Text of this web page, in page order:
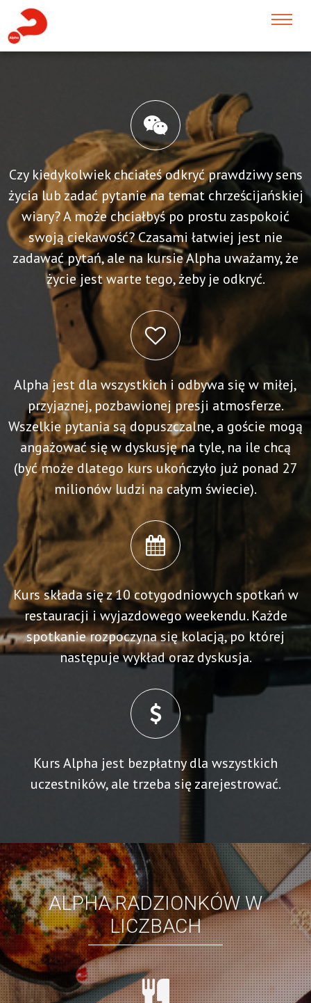
Czy kiedykolwiek chciałeś odkryć prawdziwy sens
życia lub zadać pytanie na temat chrześcijańskiej
wiary? A może chciałbyś po prostu zaspokoić
swoją ciekawość? Czasami łatwiej jest nie
zadawać pytań, ale na kursie Alpha uważamy, że
życie jest warte tego, żeby je odkryć.
Alpha jest dla wszystkich i odbywa się w miłej,
przyjaznej, pozbawionej presji atmosferze.
Wszelkie pytania są dopuszczalne, a goście mogą
angażować się w dyskusję na tyle, na ile chcą
(być może dlatego kurs ukończyło już ponad 27
milionów ludzi na całym świecie).
Kurs składa się z 10 cotygodniowych spotkań w
restauracji i wyjazdowego weekendu. Każde
spotkanie rozpoczyna się kolacją, po której
następuje wykład oraz dyskusja.
Kurs Alpha jest bezpłatny dla wszystkich
uczestników, ale trzeba się zarejestrować.
ALPHA RADZIONKÓW W
LICZBACH